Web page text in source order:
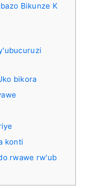
Bikunze K
bikora
konti
rwawe rw'ub